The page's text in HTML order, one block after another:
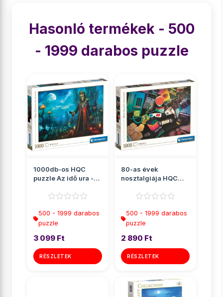
Hasonló termékek - 500
- 1999 darabos puzzle
1000db-os HQC
puzzle Az idő ura -
500 - 1999 darabos
puzzle
3 099 Ft
RÉSZLETEK
80-as évek
nosztalgiája HQC
Clementoni
500 - 1999 darabos
puzzle
2 890 Ft
RÉSZLETEK